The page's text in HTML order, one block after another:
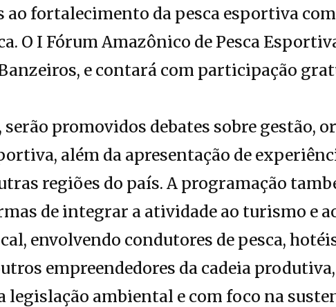
ao fortalecimento da pesca esportiva
O I Fórum Amazônico de Pesca
Banzeiros, e contará com participação
promovidos debates sobre gestão,
além da apresentação de
regiões do país. A programação
de integrar a atividade ao turismo e
envolvendo condutores de pesca,
empreendedores da cadeia
legislação ambiental e com foco na